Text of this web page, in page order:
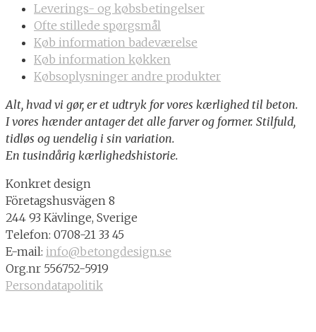
Leverings- og købsbetingelser
Ofte stillede spørgsmål
Køb information badeværelse
Køb information køkken
Købsoplysninger andre produkter
Alt, hvad vi gør, er et udtryk for vores kærlighed til beton.
I vores hænder antager det alle farver og former. Stilfuld,
tidløs og uendelig i sin variation.
En tusindårig kærlighedshistorie.
Konkret design
Företagshusvägen 8
244 93 Kävlinge, Sverige
Telefon: 0708-21 33 45
E-mail: info@betongdesign.se
Org.nr 556752-5919
Persondatapolitik